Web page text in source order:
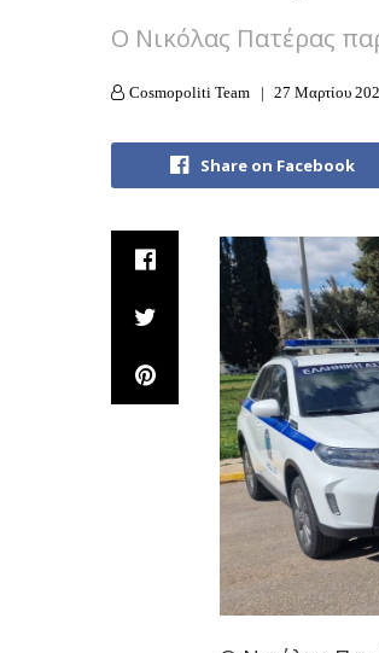
Ο Νικόλας Πατέρας
Cosmopoliti Team 27 Μαρτίου
Share on Facebook